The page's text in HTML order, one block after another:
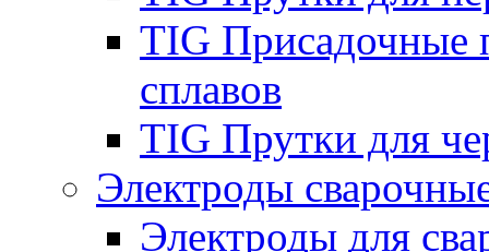
TIG Присадочные
сплавов
TIG Прутки для
Электроды
Электроды для